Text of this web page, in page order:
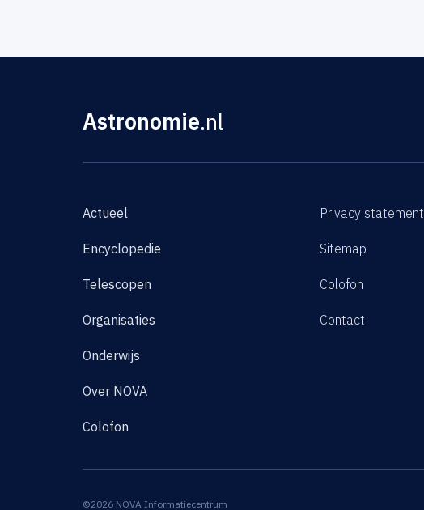
Astronomie.nl
Actueel
Encyclopedie
Telescopen
Organisaties
Onderwijs
Over NOVA
Colofon
Privacy statement
Sitemap
Colofon
Contact
©2026 NOVA Informatiecentrum